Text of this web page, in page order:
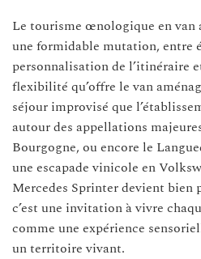
Le tourisme œnologique en van
une formidable mutation, entre
personnalisation de l’itinéraire
flexibilité qu’offre le van
séjour improvisé que
autour des appellations
Bourgogne, ou encore le
une escapade vinicole en
Mercedes Sprinter devient bien
c’est une invitation à vivre
comme une expérience
un territoire vivant.